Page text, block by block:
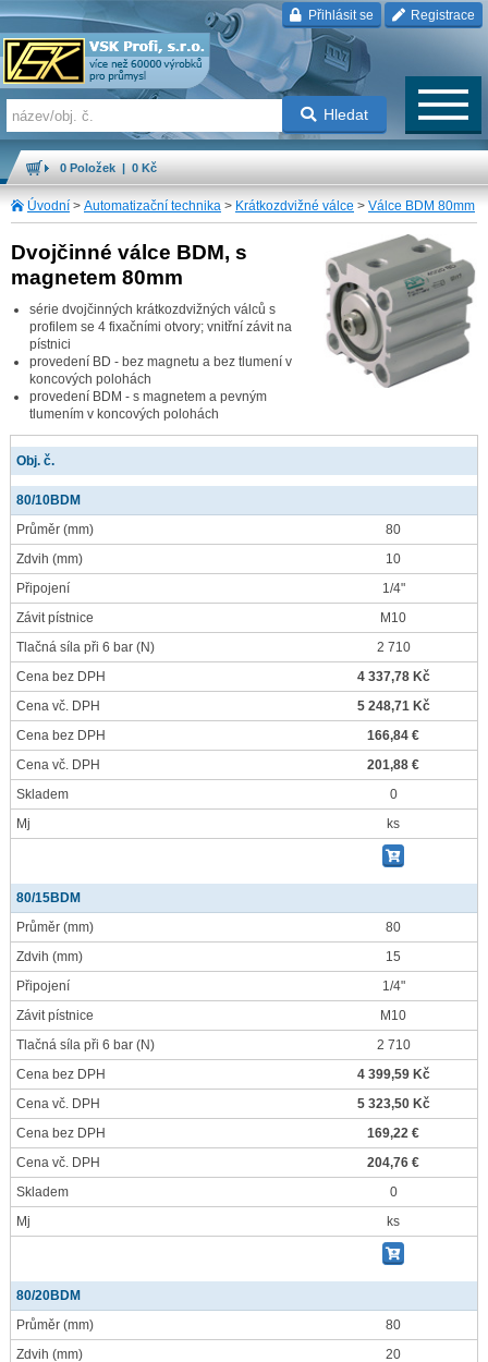
Přihlásit se Registrace
Hledat
0 Položek | 0 Kč
Úvodní > Automatizační technika > Krátkozdvižné válce > Válce BDM 80mm
Dvojčinné válce BDM, s
magnetem 80mm
série dvojčinných krátkozdvižných válců s
profilem se 4 fixačními otvory; vnitřní závit na
pístnici
provedení BD - bez magnetu a bez tlumení v
koncových polohách
provedení BDM - s magnetem a pevným
tlumením v koncových polohách
Obj. č.
80/10BDM
Průměr (mm)
80
Zdvih (mm)
10
Připojení
1/4"
Závit pístnice
M10
Tlačná síla při 6 bar (N)
2 710
Cena bez DPH
4 337,78 Kč
Cena vč. DPH
5 248,71 Kč
Cena bez DPH
166,84 €
Cena vč. DPH
201,88 €
Skladem
0
Mj
ks
80/15BDM
Průměr (mm)
80
Zdvih (mm)
15
Připojení
1/4"
Závit pístnice
M10
Tlačná síla při 6 bar (N)
2 710
Cena bez DPH
4 399,59 Kč
Cena vč. DPH
5 323,50 Kč
Cena bez DPH
169,22 €
Cena vč. DPH
204,76 €
Skladem
0
Mj
ks
80/20BDM
Průměr (mm)
80
Zdvih (mm)
20